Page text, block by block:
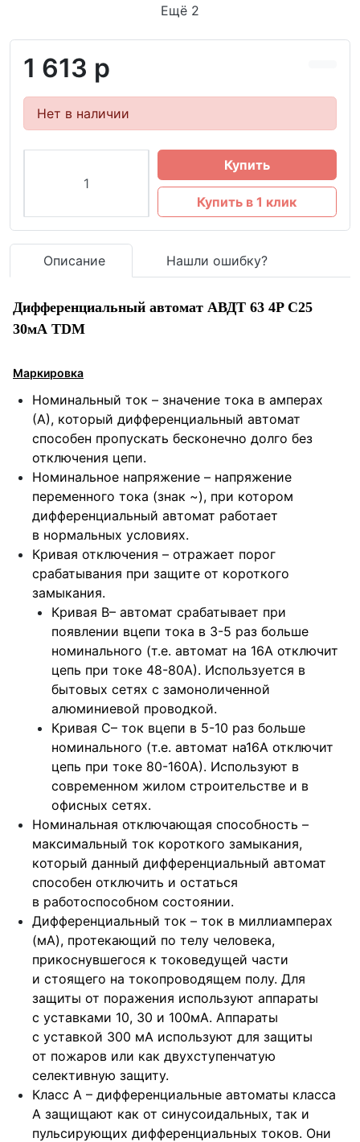
Ещё 2
1 613 р
Нет в наличии
Купить
Купить в 1 клик
Описание Нашли ошибку?
Дифференциальный автомат АВДТ 63 4P C25
30мА TDM
Маркировка
Номинальный ток – значение тока в амперах
(А), который дифференциальный автомат
способен пропускать бесконечно долго без
отключения цепи.
Номинальное напряжение – напряжение
переменного тока (знак ~), при котором
дифференциальный автомат работает
в нормальных условиях.
Кривая отключения – отражает порог
срабатывания при защите от короткого
замыкания.
Кривая B– автомат срабатывает при
появлении вцепи тока в 3-5 раз больше
номинального (т.е. автомат на 16А отключит
цепь при токе 48-80А). Используется в
бытовых сетях с замоноличенной
алюминиевой проводкой.
Кривая С– ток вцепи в 5-10 раз больше
номинального (т.е. автомат на16А отключит
цепь при токе 80-160А). Используют в
современном жилом строительстве и в
офисных сетях.
Номинальная отключающая способность –
максимальный ток короткого замыкания,
который данный дифференциальный автомат
способен отключить и остаться
в работоспособном состоянии.
Дифференциальный ток – ток в миллиамперах
(мА), протекающий по телу человека,
прикоснувшегося к токоведущей части
и стоящего на токопроводящем полу. Для
защиты от поражения используют аппараты
с уставками 10, 30 и 100мА. Аппараты
с уставкой 300 мА используют для защиты
от пожаров или как двухступенчатую
селективную защиту.
Класс А – дифференциальные автоматы класса
А защищают как от синусоидальных, так и
пульсирующих дифференциальных токов. Они